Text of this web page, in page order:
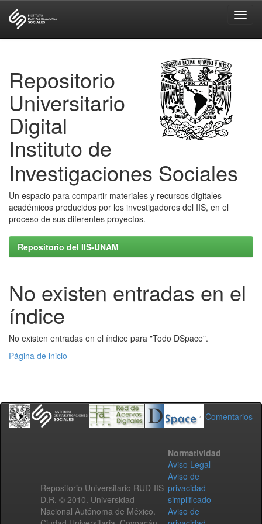
Repositorio
Universitario
Digital
Instituto de
Investigaciones Sociales
Un espacio para compartir materiales y recursos digitales
académicos producidos por los investigadores del IIS, en el
proceso de sus diferentes proyectos.
Repositorio del IIS-UNAM
No existen entradas en el
índice
No existen entradas en el índice para "Todo DSpace".
Página de inicio
Comentarios
Repositorio Universitario RUD-IIS
D.R. © 2010. Universidad
Nacional Autónoma de México.
Normatividad
Aviso Legal
Aviso de
privacidad
simplificado
Aviso de